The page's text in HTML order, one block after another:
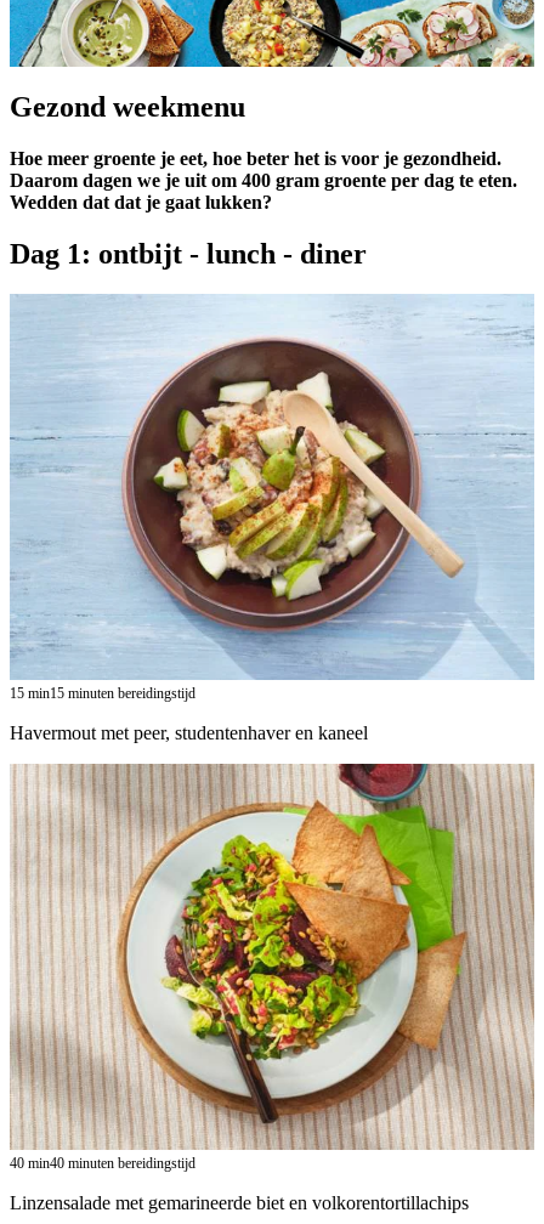
Gezond weekmenu
Hoe meer groente je eet, hoe beter het is voor je gezondheid.
Daarom dagen we je uit om 400 gram groente per dag te eten.
Wedden dat dat je gaat lukken?
Dag 1: ontbijt - lunch - diner
15 min15 minuten bereidingstijd
Havermout met peer, studentenhaver en kaneel
40 min40 minuten bereidingstijd
Linzensalade met gemarineerde biet en volkorentortillachips